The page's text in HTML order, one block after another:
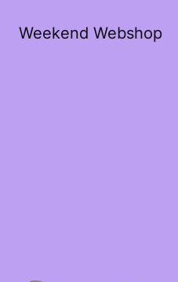
Weekend Webshop